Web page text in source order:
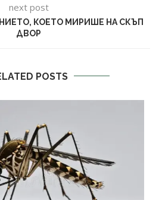
next post
КОЕТО МИРИШЕ НА СКЪП
ДВОР
POSTS